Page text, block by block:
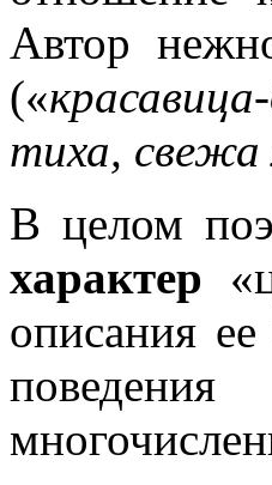
Автор
(«
тиха,
В целом
характер
описания